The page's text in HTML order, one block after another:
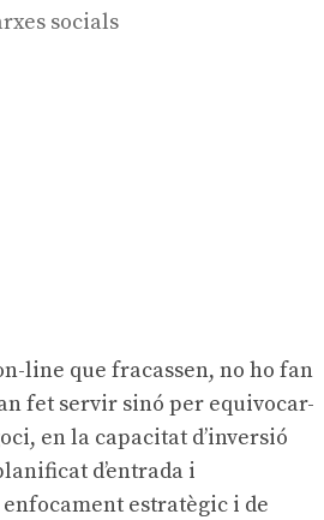
socials
line que fracassen, no ho fan
fet servir sinó per equivocar-
en la capacitat d’inversió
d’entrada i
estratègic i de